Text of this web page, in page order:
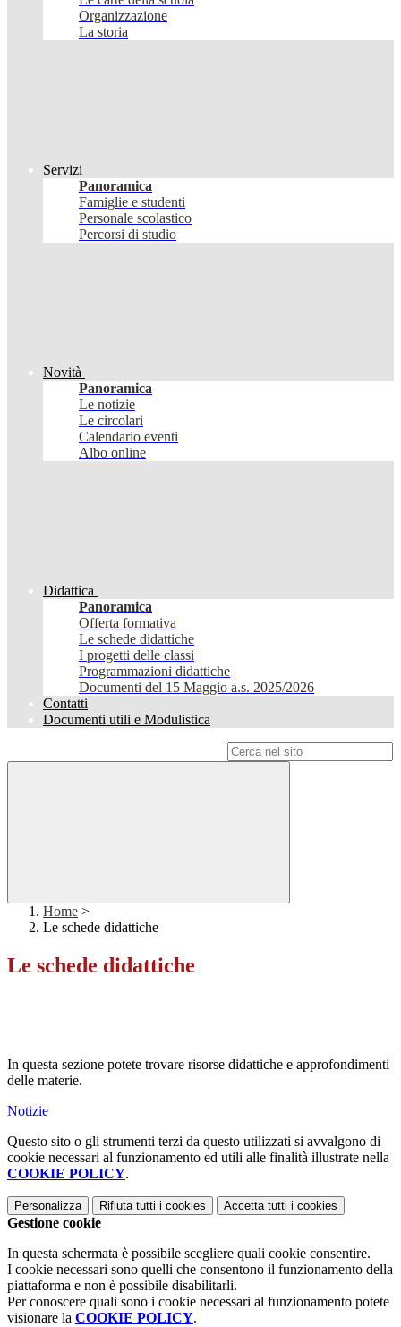
Organizzazione
La storia
Servizi
Panoramica
Famiglie e studenti
Personale scolastico
Percorsi di studio
Novità
Panoramica
Le notizie
Le circolari
Calendario eventi
Albo online
Didattica
Panoramica
Offerta formativa
Le schede didattiche
I progetti delle classi
Programmazioni didattiche
Documenti del 15 Maggio a.s. 2025/2026
Contatti
Documenti utili e Modulistica
Home >
Le schede didattiche
Le schede didattiche
In questa sezione potete trovare risorse didattiche e approfondimenti
delle materie.
Notizie
Questo sito o gli strumenti terzi da questo utilizzati si avvalgono di
cookie necessari al funzionamento ed utili alle finalità illustrate nella
COOKIE POLICY.
Personalizza Rifiuta tutti i cookies Accetta tutti i cookies
Gestione cookie
In questa schermata è possibile scegliere quali cookie consentire.
I cookie necessari sono quelli che consentono il funzionamento della
piattaforma e non è possibile disabilitarli.
Per conoscere quali sono i cookie necessari al funzionamento potete
visionare la COOKIE POLICY.